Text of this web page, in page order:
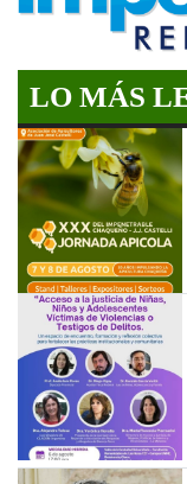
LO MÁS